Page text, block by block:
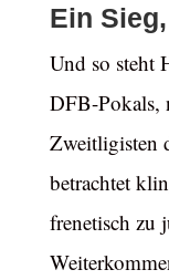
Ein
Und so steht
DFB-Pokals,
Zweitligisten
betrachtet
frenetisch zu